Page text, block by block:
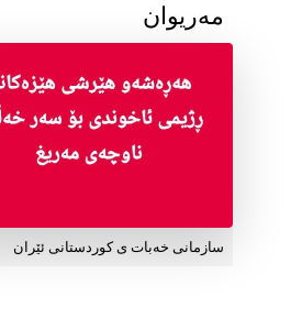
مەریوان
سازمانی خەبات ی کوردستانی ئێران